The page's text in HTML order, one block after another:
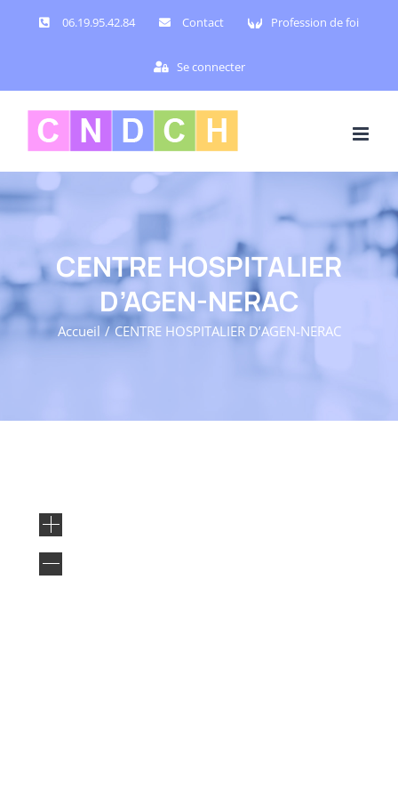
06.19.95.42.84 Contact Profession de foi
Se connecter
CENTRE HOSPITALIER
D’AGEN-NERAC
Accueil CENTRE HOSPITALIER D’AGEN-NERAC